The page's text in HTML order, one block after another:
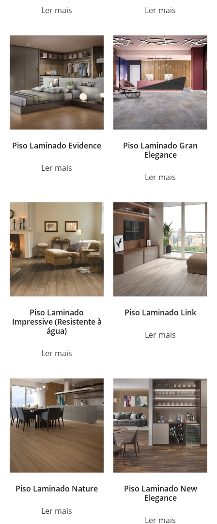
Ler mais Ler mais
Piso Laminado Evidence
Ler mais
Piso Laminado Gran
Elegance
Ler mais
Piso Laminado
Impressive (Resistente à
água)
Ler mais
Piso Laminado Link
Ler mais
Piso Laminado Nature
Ler mais
Piso Laminado New
Elegance
Ler mais